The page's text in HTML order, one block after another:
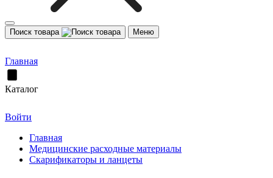
Поиск товара Меню
Главная
Каталог
Войти
Главная
Медицинские расходные материалы
Скарификаторы и ланцеты